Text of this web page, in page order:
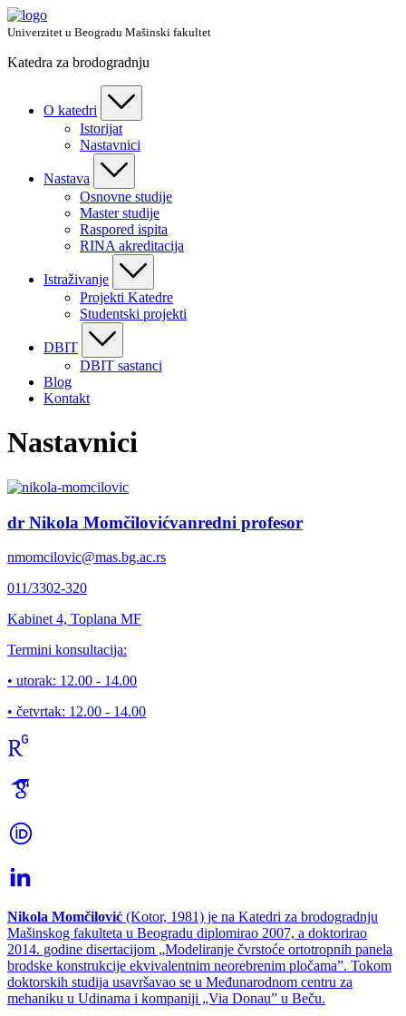
Skip
to
Univerzitet u Beogradu Mašinski fakultet
Katedra za brodogradnju
O katedri
Istorijat
Nastavnici
Nastava
Osnovne studije
Master studije
Raspored ispita
RINA akreditacija
Istraživanje
Projekti Katedre
Studentski projekti
DBIT
DBIT sastanci
Blog
Kontakt
Nastavnici
dr Nikola Momčilovićvanredni profesor
nmomcilovic@mas.bg.ac.rs
011/3302-320
Kabinet 4, Toplana MF
Termini konsultacija:
• utorak: 12.00 - 14.00
• četvrtak: 12.00 - 14.00
Nikola Momčilović (Kotor, 1981) je na Katedri za brodogradnju
Mašinskog fakulteta u Beogradu diplomirao 2007, a doktorirao
2014. godine disertacijom „Modeliranje čvrstoće ortotropnih panela
brodske konstrukcije ekvivalentnim neorebrenim pločama”. Tokom
doktorskih studija usavršavao se u Međunarodnom centru za
mehaniku u Udinama i kompaniji „Via Donau” u Beču.